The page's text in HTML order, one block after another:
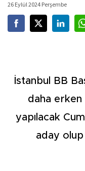
26 Eylül 2024 Perşembe
İstanbul BB
daha erken
yapılacak
aday olup